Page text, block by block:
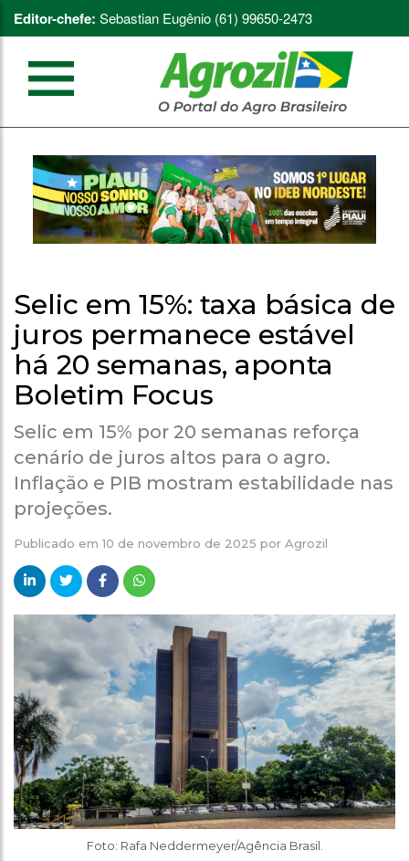
Editor-chefe: Sebastian Eugênio (61) 99650-2473
Selic em 15%: taxa básica de
juros permanece estável
há 20 semanas, aponta
Boletim Focus
Selic em 15% por 20 semanas reforça
cenário de juros altos para o agro.
Inflação e PIB mostram estabilidade nas
projeções.
Publicado em10 de novembro de 2025 por Agrozil
Foto: Rafa Neddermeyer/Agência Brasil.